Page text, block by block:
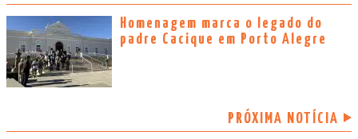
Homenagem marca o legado do
padre Cacique em Porto Alegre
PRÓXIMA NOTÍCIA